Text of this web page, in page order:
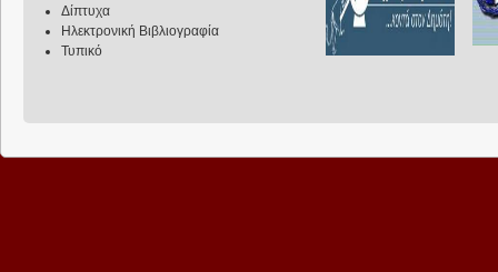
Δίπτυχα
Ηλεκτρονική Βιβλιογραφία
Τυπικό